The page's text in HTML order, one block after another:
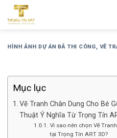
qua
dungHÌNH ẢNH DỰ ÁN ĐÃ THI CÔNG, VẼ
Mục lục
Vẽ Tranh Chân Dung Cho Bé
Thuật Ý Nghĩa Từ Trọng Tín
Vì sao nên chọn Vẽ
tại Trọng Tín ART 3D?